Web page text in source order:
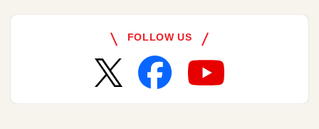
FOLLOW US